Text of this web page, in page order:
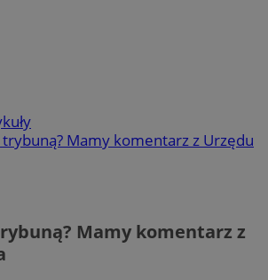
trybuną? Mamy komentarz z Urzędu
Mamy komentarz z